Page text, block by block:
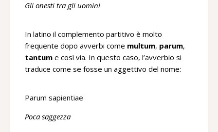
Gli onesti tra gli uomini
In latino il complemento partitivo è molto
frequente dopo avverbi come multum, parum,
tantum e così via. In questo caso, l’avverbio si
traduce come se fosse un aggettivo del nome:
Parum sapientiae
Poca saggezza